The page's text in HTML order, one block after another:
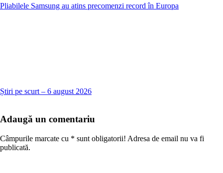
Pliabilele Samsung au atins precomenzi record în Europa
Știri pe scurt – 6 august 2026
Adaugă un comentariu
Câmpurile marcate cu * sunt obligatorii! Adresa de email nu va fi
publicată.